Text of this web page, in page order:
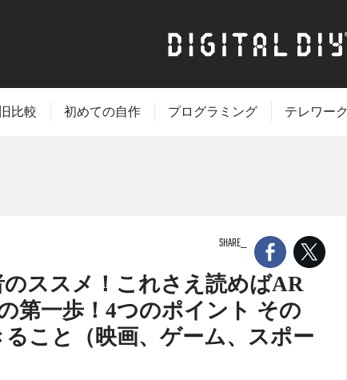
比較 初めての自作 プログラミング テレワーク
りがクローズアップされますが、実は水面下で着々とスポーツや映画向けの
SHARE
ススメ！これさえ読めばAR
第一歩！4つのポイント その
こと（映画、ゲーム、スポー